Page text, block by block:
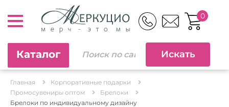
0
Каталог
Главная
Корпоративные подарки
Промосувениры оптом
Брелоки
Брелоки по индивидуальному дизайну